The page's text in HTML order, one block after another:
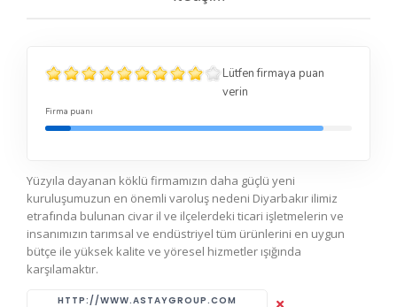
Lütfen firmaya puan
verin
Firma puanı
Yüzyıla dayanan köklü firmamızın daha güçlü yeni
kuruluşumuzun en önemli varoluş nedeni Diyarbakır ilimiz
etrafında bulunan civar il ve ilçelerdeki ticari işletmelerin ve
insanımızın tarımsal ve endüstriyel tüm ürünlerini en uygun
bütçe ile yüksek kalite ve yöresel hizmetler ışığında
karşılamaktır.
HTTP://WWW.ASTAYGROUP.COM